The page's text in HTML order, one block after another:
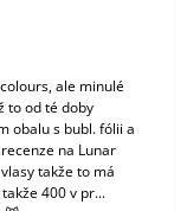
ale minulé
to od té doby
obalu s bubl. fólii a
na Lunar
takže to má
400 v pr...